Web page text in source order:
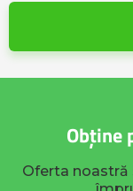
Obține
Oferta noastră